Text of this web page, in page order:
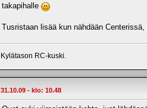
takapihalle
Tusristaan lisää kun nähdään
Kylätason RC-kuski.
31.10.09 - klo: 10.48